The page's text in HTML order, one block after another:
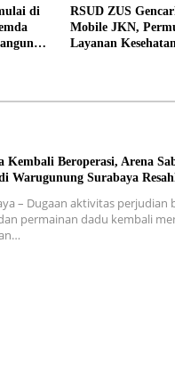
di
RSUD ZUS
Mobile JKN,
Layanan
Kembali Beroperasi, Arena
Warugunung Surabaya
– Dugaan aktivitas perjudian
permainan dadu kembali